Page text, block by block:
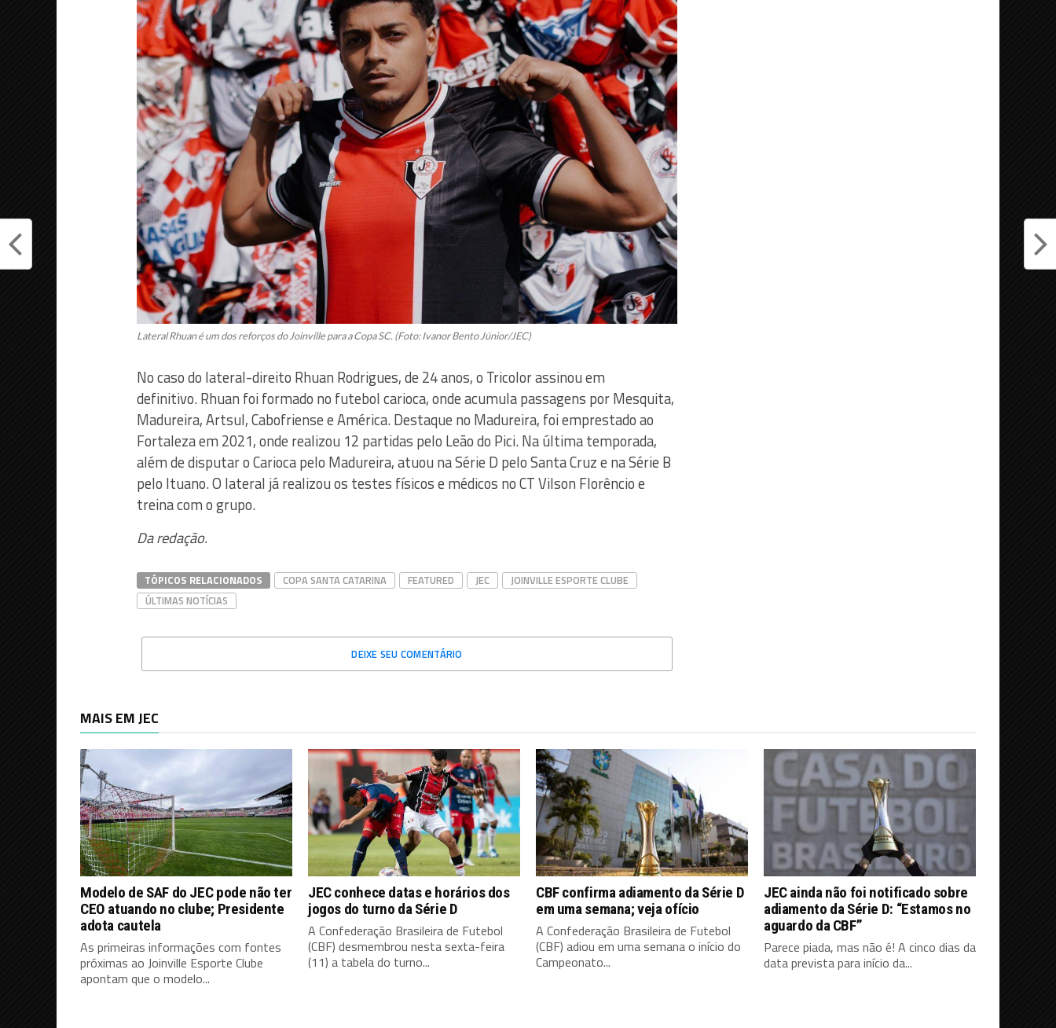
Lateral Rhuan é um dos reforços do Joinville para a Copa SC. (Foto: Ivanor Bento Júnior/JEC)
No caso do lateral-direito Rhuan Rodrigues, de 24 anos, o Tricolor assinou em
definitivo. Rhuan foi formado no futebol carioca, onde acumula passagens por Mesquita,
Madureira, Artsul, Cabofriense e América. Destaque no Madureira, foi emprestado ao
Fortaleza em 2021, onde realizou 12 partidas pelo Leão do Pici. Na última temporada,
além de disputar o Carioca pelo Madureira, atuou na Série D pelo Santa Cruz e na Série B
pelo Ituano. O lateral já realizou os testes físicos e médicos no CT Vilson Florêncio e
treina com o grupo.
Da redação.
TÓPICOS RELACIONADOS COPA SANTA CATARINA FEATURED JEC
JOINVILLE ESPORTE CLUBE
ÚLTIMAS NOTÍCIAS
DEIXE SEU COMENTÁRIO
MAIS EM JEC
Modelo de SAF do JEC pode não ter
CEO atuando no clube; Presidente
adota cautela
As primeiras informações com fontes
próximas ao Joinville Esporte Clube
apontam que o modelo...
JEC conhece datas e horários dos
jogos do turno da Série D
A Confederação Brasileira de Futebol
(CBF) desmembrou nesta sexta-feira
(11) a tabela do turno...
CBF confirma adiamento da Série D
em uma semana; veja ofício
A Confederação Brasileira de Futebol
(CBF) adiou em uma semana o início do
Campeonato...
JEC ainda não foi notificado sobre
adiamento da Série D: “Estamos no
aguardo da CBF”
Parece piada, mas não é! A cinco dias da
data prevista para início da...